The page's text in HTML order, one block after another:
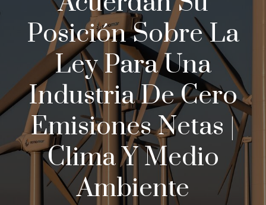
Posición Sobre La
Ley Para Una
Industria De Cero
Emisiones Netas |
Clima Y Medio
Ambiente